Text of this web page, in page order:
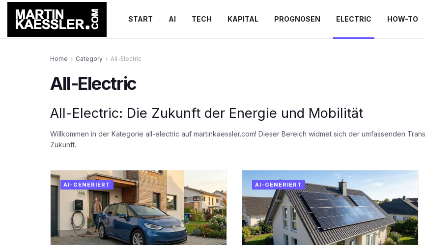
START AI TECH KAPITAL PROGNOSEN ELECTRIC HOW-TO
Home Category All-Electric
All-Electric
All-Electric: Die Zukunft der Energie und Mobilität
Willkommen in der Kategorie all-electric auf martinkaessler.com! Dieser Bereich widmet sich der umfassenden
Zukunft.
AI-GENERIERT AI-GENERIERT